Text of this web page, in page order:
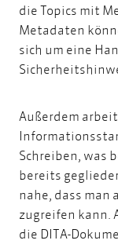
die Topics mit
Metadaten
sich um eine
Außerdem
Schreiben, was
bereits
nahe, dass
zugreifen kann.
die DITA-